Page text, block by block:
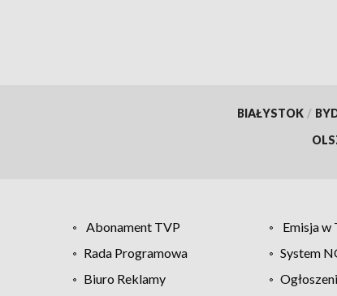
BIAŁYSTOK /
Abonament TVP Emisja w
Rada Programowa
System
Biuro Reklamy